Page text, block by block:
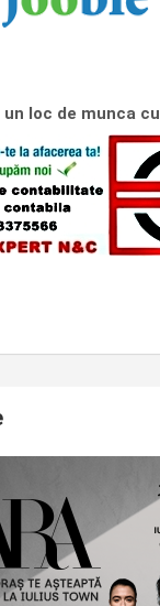
un loc de munca cu